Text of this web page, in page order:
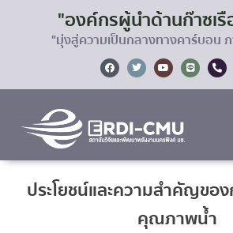
"องค์กรผู้นำด้านก๊าซเรื
"มุ่งสู่ความเป็นกลางทางคาร์บอน
ประโยชน์และความสำคัญขอ
คุณภาพน้ำ